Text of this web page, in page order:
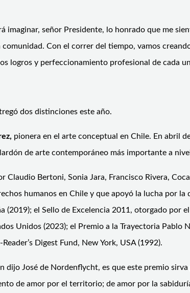
imaginar, señor Presidente, lo honrado que me
comunidad. Con el correr del tiempo, vamos
logros y perfeccionamiento profesional de cada
dos distinciones este año.
pionera en el arte conceptual en Chile. En abril
de arte contemporáneo más importante a
Claudio Bertoni, Sonia Jara, Francisco Rivera,
humanos en Chile y que apoyó la lucha por
el Sello de Excelencia 2011, otorgado por
Unidos (2023); el Premio a la Trayectoria
Digest Fund, New York, USA (1992).
dijo José de Nordenflycht, es que este premio
de amor por el territorio; de amor por la